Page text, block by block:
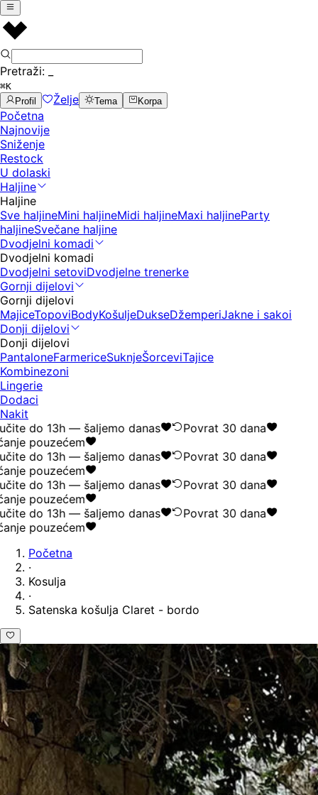
Pretraži:
⌘K
Profil
Želje Tema Korpa
Početna
Najnovije
Sniženje
Restock
U dolaski
Haljine
Haljine
Sve haljineMini haljineMidi haljineMaxi haljineParty
haljineSvečane haljine
Dvodjelni komadi
Dvodjelni komadi
Dvodjelni setoviDvodjelne trenerke
Gornji dijelovi
Gornji dijelovi
MajiceTopoviBodyKošuljeDukseDžemperiJakne i sakoi
Donji dijelovi
Donji dijelovi
PantaloneFarmericeSuknjeŠorceviTajice
Kombinezoni
Lingerie
Dodaci
Nakit
do 13h — šaljemo danas
Povrat 30 dana
pouzećem
do 13h — šaljemo danas
Povrat 30 dana
pouzećem
do 13h — šaljemo danas
Povrat 30 dana
pouzećem
do 13h — šaljemo danas
Povrat 30 dana
pouzećem
Početna
·
Kosulja
·
Satenska košulja Claret - bordo